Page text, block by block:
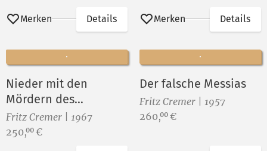
Merken Details Merken Details
Nieder mit den
Mördern des
vietnamesischen
Volkes! IV
Fritz Cremer | 1967
Preis:
250,00 €
Der falsche Messias
Fritz Cremer | 1957
Preis:
260,00 €